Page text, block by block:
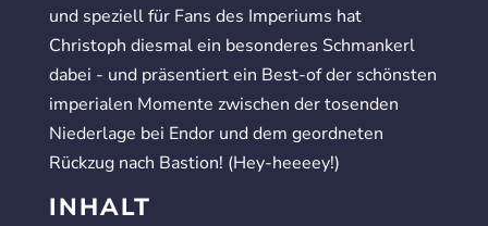
und speziell für Fans des Imperiums hat
Christoph diesmal ein besonderes Schmankerl
dabei - und präsentiert ein Best-of der schönsten
imperialen Momente zwischen der tosenden
Niederlage bei Endor und dem geordneten
Rückzug nach Bastion! (Hey-heeeey!)
INHALT